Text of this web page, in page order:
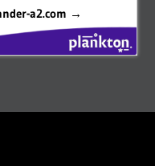
a2.com →